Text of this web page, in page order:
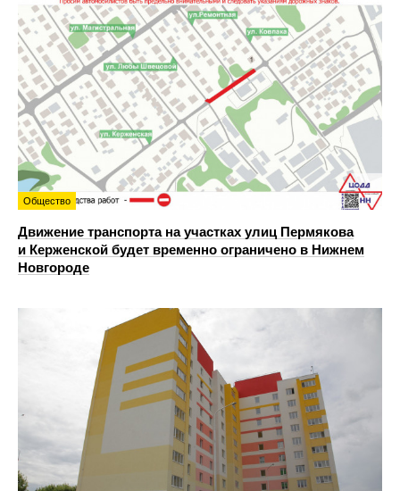
Общество
Движение транспорта на участках улиц Пермякова
и Керженской будет временно ограничено в Нижнем
Новгороде